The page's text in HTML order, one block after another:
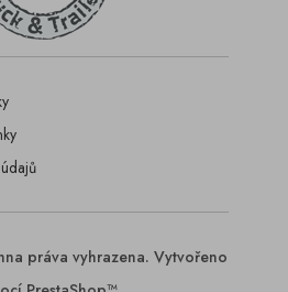
práva vyhrazena. Vytvořeno